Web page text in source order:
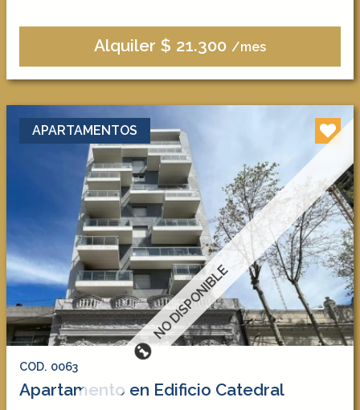
Alquiler $ 21.300 /mes
NO DISPONIBLE
APARTAMENTOS
COD. 0063
Apartamento en Edificio Catedral